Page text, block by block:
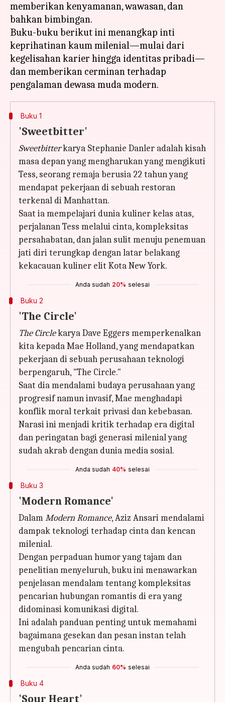
memberikan kenyamanan, wawasan, dan
bahkan bimbingan.
Buku-buku berikut ini menangkap inti
keprihatinan kaum milenial—mulai dari
kegelisahan karier hingga identitas pribadi—
dan memberikan cerminan terhadap
Buku 1
'Sweetbitter'
Sweetbitterkarya Stephanie Danler adalah kisah
masa depan yang mengharukan yang mengikuti
Tess, seorang remaja berusia 22 tahun yang
mendapat pekerjaan di sebuah restoran
terkenal di Manhattan.
Saat ia mempelajari dunia kuliner kelas atas,
perjalanan Tess melalui cinta, kompleksitas
persahabatan, dan jalan sulit menuju penemuan
jati diri terungkap dengan latar belakang
kekacauan kuliner elit Kota New York.
Anda sudah 20% selesai
Buku 2
'The Circle'
The Circlekarya Dave Eggers memperkenalkan
kita kepada Mae Holland, yang mendapatkan
pekerjaan di sebuah perusahaan teknologi
berpengaruh, "The Circle."
Saat dia mendalami budaya perusahaan yang
progresif namun invasif, Mae menghadapi
konflik moral terkait privasi dan kebebasan.
Narasi ini menjadi kritik terhadap era digital
dan peringatan bagi generasi milenial yang
sudah akrab dengan dunia media sosial.
Anda sudah 40% selesai
Buku 3
'Modern Romance'
DalamModern Romance, Aziz Ansari mendalami
dampak teknologi terhadap cinta dan kencan
milenial.
Dengan perpaduan humor yang tajam dan
penelitian menyeluruh, buku ini menawarkan
penjelasan mendalam tentang kompleksitas
pencarian hubungan romantis di era yang
didominasi komunikasi digital.
Ini adalah panduan penting untuk memahami
bagaimana gesekan dan pesan instan telah
mengubah pencarian cinta.
Anda sudah 60% selesai
Buku 4
'Sour Heart'